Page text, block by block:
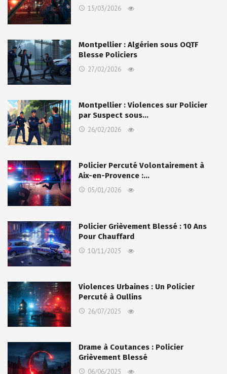
15/03/2026
Montpellier : Algérien sous OQTF
Blesse Policiers
27/02/2026
Montpellier : Violences sur Policier
par Suspect sous…
26/02/2026
Policier Percuté Volontairement à
Aix-en-Provence :…
05/01/2026
Policier Grièvement Blessé : 10 Ans
Pour Chauffard
10/11/2025
Violences Urbaines : Un Policier
Percuté à Oullins
26/07/2025
Drame à Coutances : Policier
Grièvement Blessé
06/06/2025